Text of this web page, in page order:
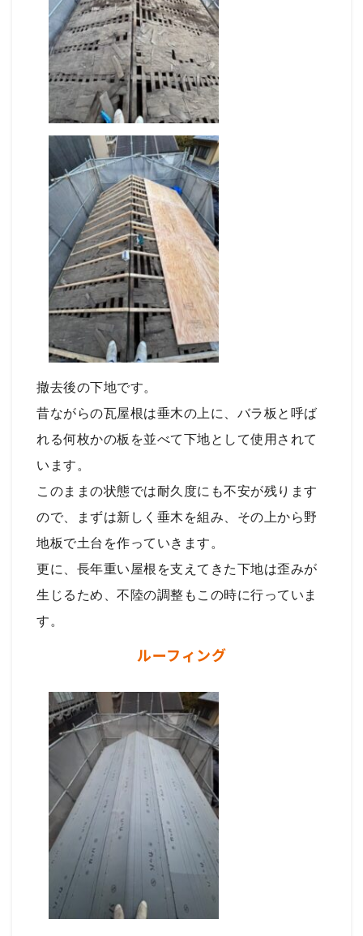
撤去後の下地です。
昔ながらの瓦屋根は垂木の上に、バラ板と呼ば
れる何枚かの板を並べて下地として使用されて
います。
このままの状態では耐久度にも不安が残ります
ので、まずは新しく垂木を組み、その上から野
地板で土台を作っていきます。
更に、長年重い屋根を支えてきた下地は歪みが
生じるため、不陸の調整もこの時に行っていま
す。
ルーフィング